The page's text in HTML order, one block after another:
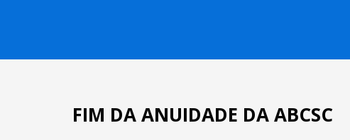
FIM DA ANUIDADE DA ABCSC